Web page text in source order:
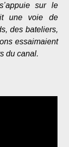
sur le
une voie de
des bateliers,
essaimaient
du canal.